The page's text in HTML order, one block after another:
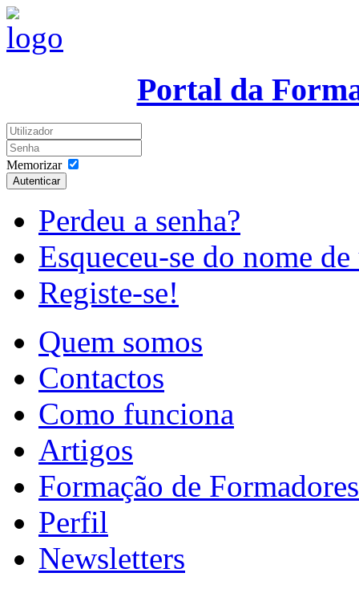
Portal da
Memorizar
Autenticar
Perdeu a senha?
Esqueceu-se do nome
Registe-se!
Quem somos
Contactos
Como funciona
Artigos
Formação de Formadores
Perfil
Newsletters